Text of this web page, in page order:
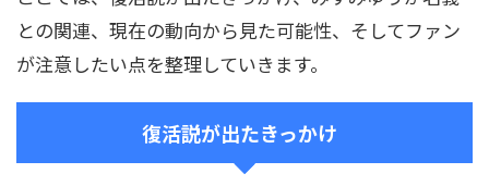
との関連、現在の動向から見た可能性、そしてファン
が注意したい点を整理していきます。
復活説が出たきっかけ